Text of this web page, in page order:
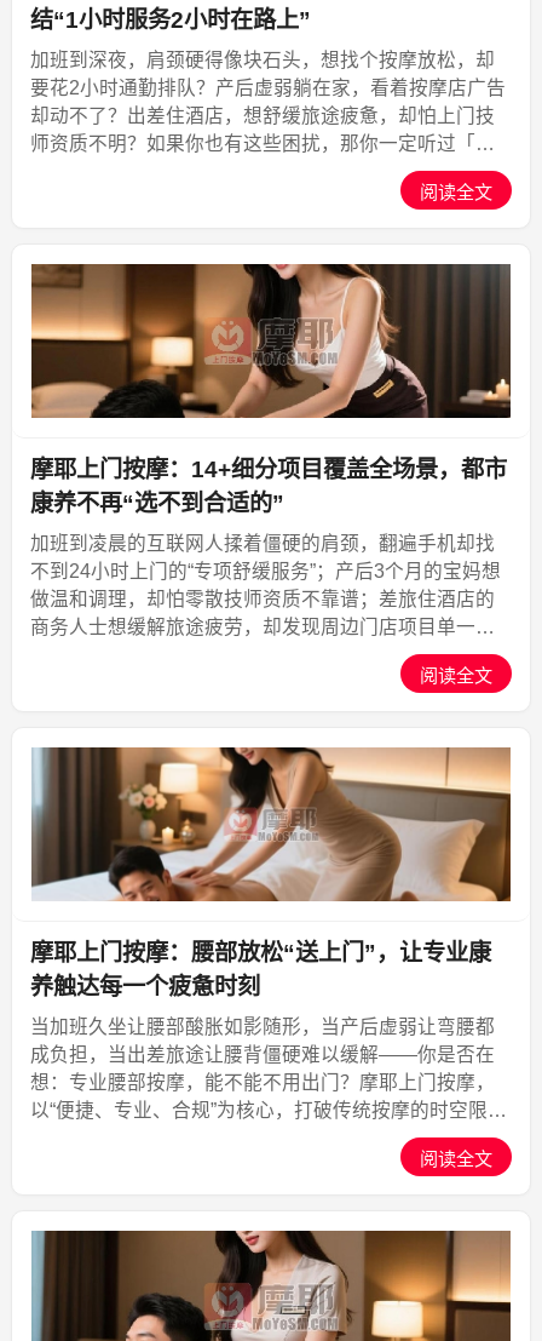
结“1小时服务2小时在路上”
加班到深夜，肩颈硬得像块石头，想找个按摩放松，却
要花2小时通勤排队？产后虚弱躺在家，看着按摩店广告
却动不了？出差住酒店，想舒缓旅途疲惫，却怕上门技
师资质不明？如果你也有这些困扰，那你一定听过「摩
耶上门按摩」——但你可能会问：摩耶上门按摩靠谱
吗？今天就从「便捷、专业、安全、口碑」四个维度，
阅读全文
摩耶上门按摩：14+细分项目覆盖全场景，都市
康养不再“选不到合适的”
加班到凌晨的互联网人揉着僵硬的肩颈，翻遍手机却找
不到24小时上门的“专项舒缓服务”；产后3个月的宝妈想
做温和调理，却怕零散技师资质不靠谱；差旅住酒店的
商务人士想缓解旅途疲劳，却发现周边门店项目单一…
都市人的康养需求早已从“有服务”升级为“有精准服务”，
但能同时满足“项目全、专业强、...,摩耶上门
阅读全文
摩耶上门按摩：腰部放松“送上门”，让专业康
养触达每一个疲惫时刻
当加班久坐让腰部酸胀如影随形，当产后虚弱让弯腰都
成负担，当出差旅途让腰背僵硬难以缓解——你是否在
想：专业腰部按摩，能不能不用出门？摩耶上门按摩，
以“便捷、专业、合规”为核心，打破传统按摩的时空限
制，将精准有效的腰部按摩服务送到你身边。从都市白
领到产后妈妈，从差旅人士到行动不便者，摩耶上门按
阅读全文